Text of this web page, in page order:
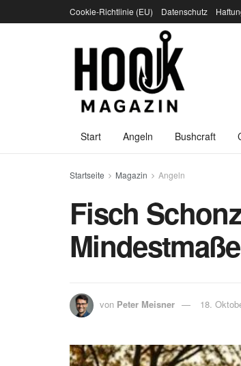
Cookie-Richtlinie (EU) Datenschutz
Start Angeln Bushcraft
Startseite Magazin Angeln
Fisch
Mindestmaße
von Peter Meisner 18.